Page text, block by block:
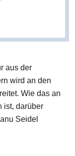
aus der
wird an den
Wie das an
ist, darüber
Seidel